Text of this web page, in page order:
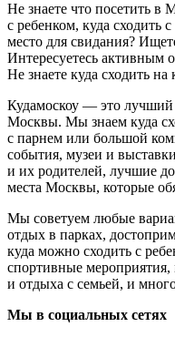
Не знаете что посетить в
с ребенком, куда сходить
место для свидания?
Интересуетесь активным
Не знаете куда сходить
Кудамоскоу — это
Москвы. Мы знаем куда
с парнем или большой
события, музеи и
и их родителей, лучшие
места Москвы, которые
Мы советуем любые
отдых в парках,
куда можно сходить с
спортивные мероприятия,
и отдыха с семьей, и
Мы в социальных сетях